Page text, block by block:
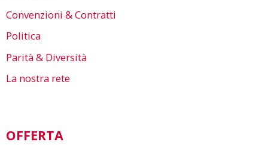
Convenzioni & Contratti
Politica
Parità & Diversità
La nostra rete
OFFERTA